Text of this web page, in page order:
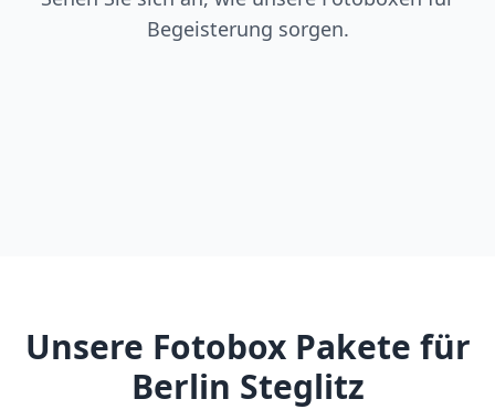
Begeisterung sorgen.
Unsere Fotobox Pakete für
Berlin Steglitz